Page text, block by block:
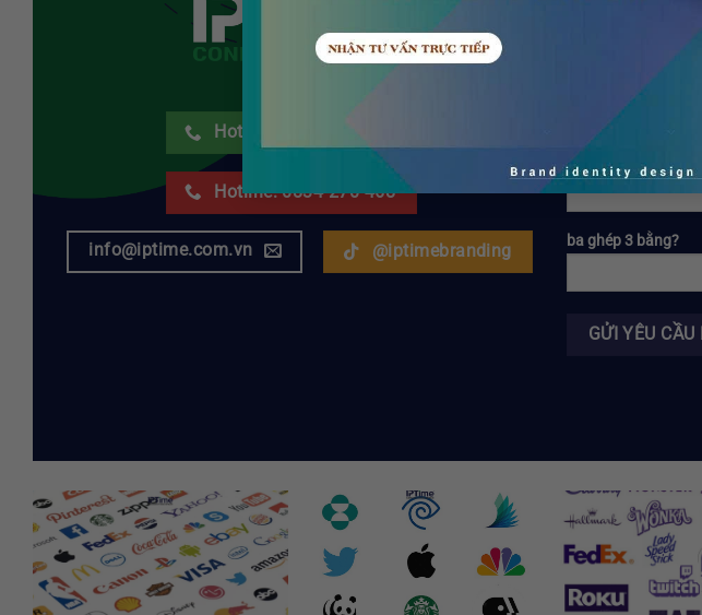
Hotline: 0912 485 468
Hotline: 0834 270 468
info@iptime.com.vn @iptimebranding
ba ghép 3 bằng?